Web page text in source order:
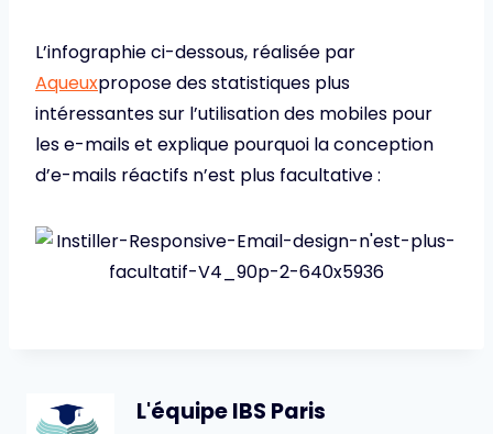
L’infographie ci-dessous, réalisée par
Aqueuxpropose des statistiques plus
intéressantes sur l’utilisation des mobiles pour
les e-mails et explique pourquoi la conception
d’e-mails réactifs n’est plus facultative :
L'équipe IBS Paris